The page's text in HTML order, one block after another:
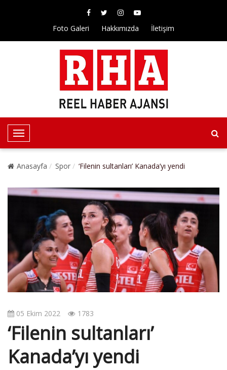
Foto Galeri Hakkımızda İletişim
T
o
g
e
g
a
t
i
n
Anasayfa Spor ‘Filenin sultanları’ Kanada’yı yendi
05 Ekim 2022 1783
‘Filenin sultanları’
Kanada’yı yendi